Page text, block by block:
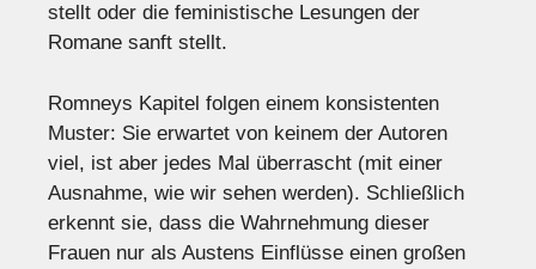
stellt oder die feministische Lesungen der
Romane sanft stellt.
Romneys Kapitel folgen einem konsistenten
Muster: Sie erwartet von keinem der Autoren
viel, ist aber jedes Mal überrascht (mit einer
Ausnahme, wie wir sehen werden). Schließlich
erkennt sie, dass die Wahrnehmung dieser
Frauen nur als Austens Einflüsse einen großen